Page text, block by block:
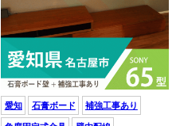
愛知 石膏ボード 補強工事あり